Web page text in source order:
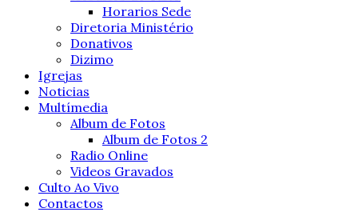
Horarios Sede
Diretoria Ministério
Donativos
Dizimo
Igrejas
Noticias
Multímedia
Album de Fotos
Album de Fotos 2
Radio Online
Videos Gravados
Culto Ao Vivo
Contactos